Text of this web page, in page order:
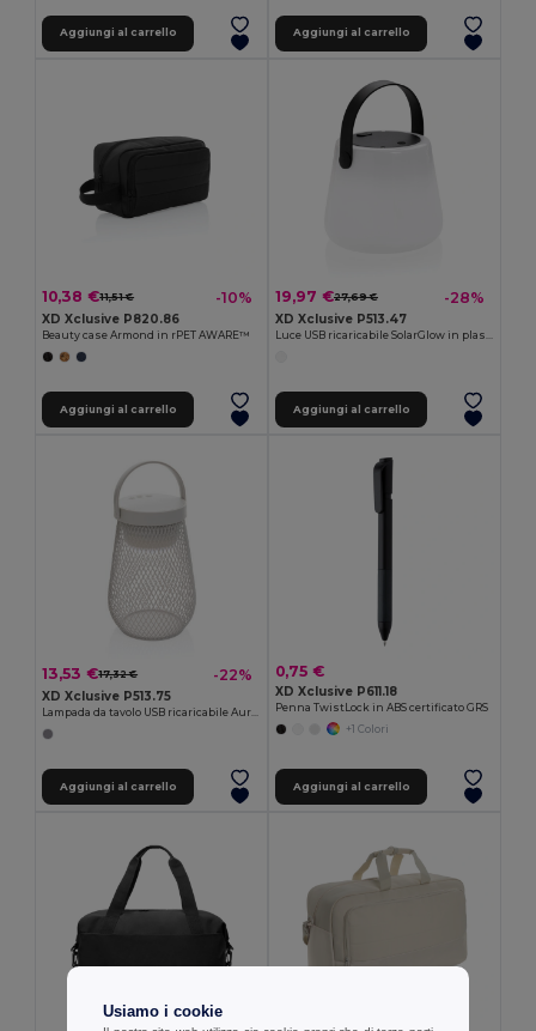
Aggiungi al carrello Aggiungi al carrello
10,38 €11,51 € -10%
XD Xclusive P820.86
Beauty case Armond in rPET AWARE™
Aggiungi al carrello
19,97 €27,69 € -28%
XD Xclusive P513.47
Luce USB ricaricabile SolarGlow in plastica riciclata RCS
Aggiungi al carrello
13,53 €17,32 € -22%
XD Xclusive P513.75
Lampada da tavolo USB ricaricabile Aurora in plastica RCS
Aggiungi al carrello
0,75 €
XD Xclusive P611.18
Penna TwistLock in ABS certificato GRS
+1 Colori
Aggiungi al carrello
Usiamo i cookie